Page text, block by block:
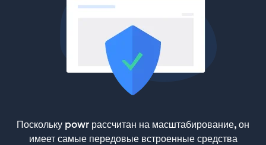
Поскольку powr рассчитан на масштабирование, он
имеет самые передовые встроенные средства